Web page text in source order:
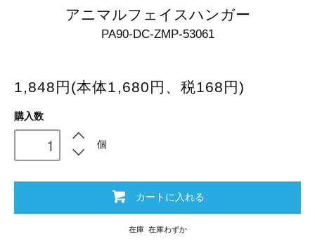
アニマルフェイスハンガー
PA90-DC-ZMP-53061
1,848円(本体1,680円、税168円)
購入数
個
カートに入れる
在庫 在庫わずか